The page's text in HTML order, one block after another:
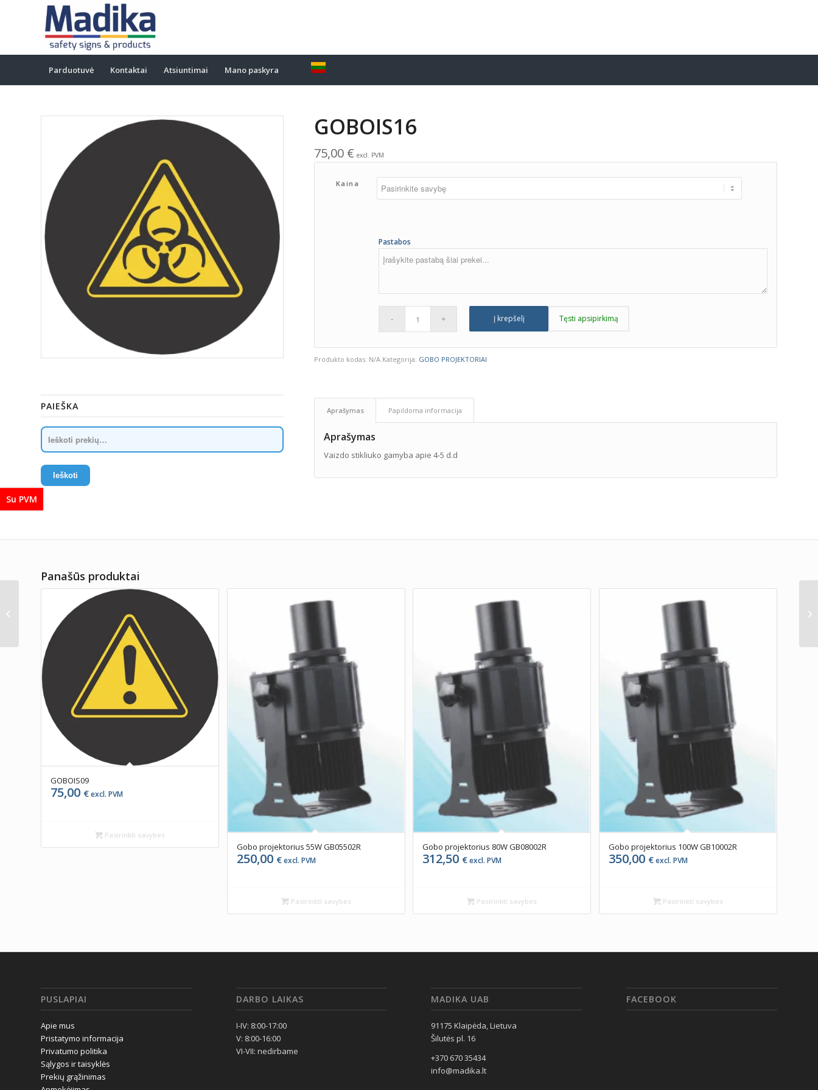
Parduotuvė Kontaktai Atsiuntimai Mano paskyra
PAIEŠKA
Ieškoti
GOBOIS16
75,00 € excl. PVM
Kaina
Pastabos
Į krepšelį Tęsti apsipirkimą
Produkto kodas: N/A Kategorija: GOBO PROJEKTORIAI
Aprašymas Papildoma informacija
Aprašymas
Vaizdo stikliuko gamyba apie 4-5 d.d
Panašūs produktai
GOBOIS09
75,00 €excl. PVM
Pasirinkti savybes
Gobo projektorius 55W GB05502R
250,00 €excl. PVM
Pasirinkti savybes
Gobo projektorius 80W GB08002R
312,50 €excl. PVM
Pasirinkti savybes
Gobo projektorius 100W GB10002R
350,00 €excl. PVM
Pasirinkti savybes
PUSLAPIAI
Apie mus
Pristatymo informacija
Privatumo politika
Sąlygos ir taisyklės
Prekių grąžinimas
DARBO LAIKAS
I-IV: 8:00-17:00
V: 8:00-16:00
VI-VII: nedirbame
MADIKA UAB
91175 Klaipėda, Lietuva
Šilutės pl. 16
+370 670 35434
info@madika.lt
FACEBOOK
Su PVM